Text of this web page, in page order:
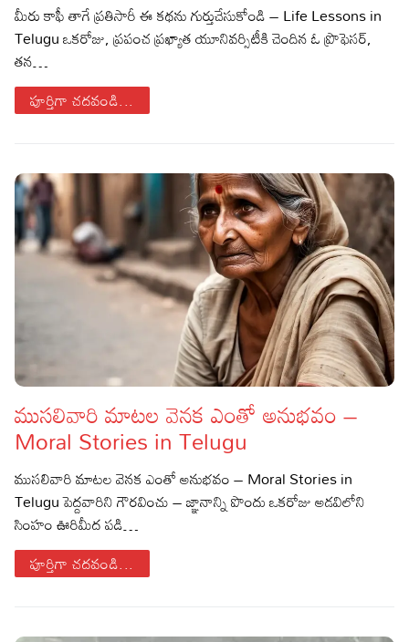
మీరు కాఫీ తాగే ప్రతిసారీ ఈ కథను గుర్తుచేసుకోండి – Life Lessons in
Telugu ఒకరోజు, ప్రపంచ ప్రఖ్యాత యూనివర్సిటీకి చెందిన ఓ ప్రొఫెసర్,
తన…
పూర్తిగా చదవండి...
ముసలివారి మాటల వెనక ఎంతో అనుభవం –
Moral Stories in Telugu
ముసలివారి మాటల వెనక ఎంతో అనుభవం – Moral Stories in
Telugu పెద్దవారిని గౌరవించు – జ్ఞానాన్ని పొందు ఒకరోజు అడవిలోని
సింహం ఊరిమీద పడి…
పూర్తిగా చదవండి...